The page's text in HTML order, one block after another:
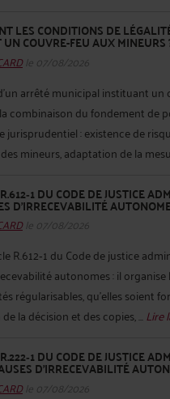
LES CONDITIONS DE
COUVRE-FEU AUX MINEURS
le 07/08/2026
arrêté municipal instituant
combinaison du fondement de
jurisprudentiel : existence de
mineurs, adaptation de la
DU CODE DE JUSTICE
D’IRRECEVABILITÉ
le 07/08/2026
R.612‑1 du Code de justice
autonomes : il
régularisables, qu’elles soient
la décision et des copies, ...Lire
DU CODE DE JUSTICE
D’IRRECEVABILITÉ
le 07/08/2026